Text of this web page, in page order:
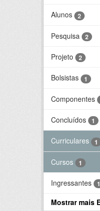
Alunos 2
Pesquisa 2
Projeto 2
Bolsistas 1
Componentes
Concluídos 1
Curriculares 1
Cursos 1
Ingressantes 1
Mostrar mais